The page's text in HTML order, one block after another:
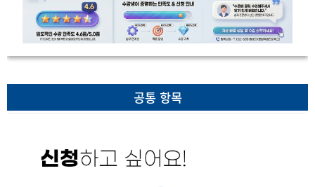
공통 항목